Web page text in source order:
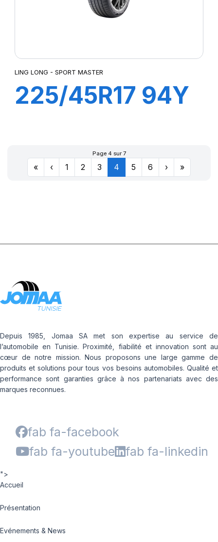
LING LONG - SPORT MASTER
225/45R17 94Y
MASTER
Page 4 sur 7
« ‹ 1 2 3 4 5 6 › »
Depuis 1985, Jomaa SA met son expertise au service de
l’automobile en Tunisie. Proximité, fiabilité et innovation sont au
cœur de notre mission. Nous proposons une large gamme de
produits et solutions pour tous vos besoins automobiles. Qualité et
performance sont garanties grâce à nos partenariats avec des
marques reconnues.
fab fa-facebook
fab fa-youtube
fab fa-linkedin
">
Accueil
Présentation
Evénements & News